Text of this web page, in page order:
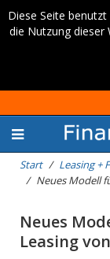
Diese Seite
die Nutzung dieser
Start
Leasing +
Neues Modell
Neues
Leasing